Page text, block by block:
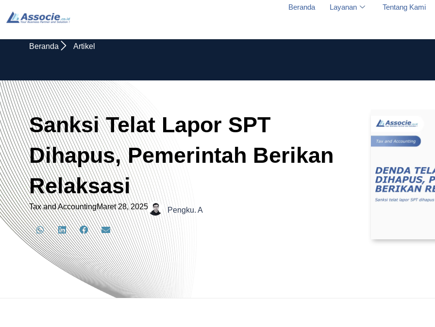
Beranda Layanan Tentang Kami
Beranda Artikel
Sanksi Telat Lapor SPT
Dihapus, Pemerintah Berikan
Relaksasi
Tax and AccountingMaret 28, 2025 Pengku. A